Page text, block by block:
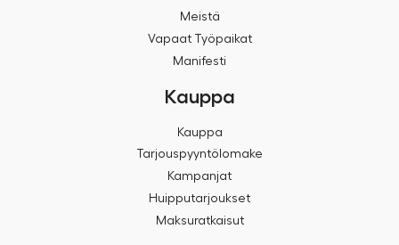
Meistä
Vapaat Työpaikat
Manifesti
Kauppa
Kauppa
Tarjouspyyntölomake
Kampanjat
Huipputarjoukset
Maksuratkaisut